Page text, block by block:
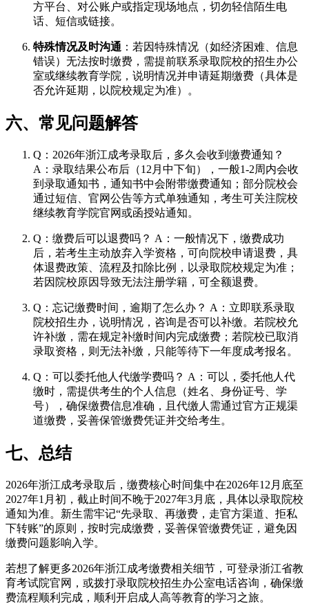
方平台、对公账户或指定现场地点，切勿轻信陌生电
话、短信或链接。
特殊情况及时沟通 ：若因特殊情况（如经济困难、信息
错误）无法按时缴费，需提前联系录取院校的招生办公
室或继续教育学院，说明情况并申请延期缴费（具体是
否允许延期，以院校规定为准）。
六、常见问题解答
Q：2026年浙江成考录取后，多久会收到缴费通知？
A：录取结果公布后（12月中下旬），一般1-2周内会收
到录取通知书，通知书中会附带缴费通知；部分院校会
通过短信、官网公告等方式单独通知，考生可关注院校
继续教育学院官网或函授站通知。
Q：缴费后可以退费吗？ A：一般情况下，缴费成功
后，若考生主动放弃入学资格，可向院校申请退费，具
体退费政策、流程及扣除比例，以录取院校规定为准；
若因院校原因导致无法注册学籍，可全额退费。
Q：忘记缴费时间，逾期了怎么办？ A：立即联系录取
院校招生办，说明情况，咨询是否可以补缴。若院校允
许补缴，需在规定补缴时间内完成缴费；若院校已取消
录取资格，则无法补缴，只能等待下一年度成考报名。
Q：可以委托他人代缴学费吗？ A：可以，委托他人代
缴时，需提供考生的个人信息（姓名、身份证号、学
号），确保缴费信息准确，且代缴人需通过官方正规渠
道缴费，妥善保管缴费凭证并交给考生。
七、总结
2026年浙江成考录取后，缴费核心时间集中在2026年12月底至
2027年1月初，截止时间不晚于2027年3月底，具体以录取院校
通知为准。新生需牢记“先录取、再缴费，走官方渠道、拒私
下转账”的原则，按时完成缴费，妥善保管缴费凭证，避免因
缴费问题影响入学。
若想了解更多2026年浙江成考缴费相关细节，可登录浙江省教
育考试院官网，或拨打录取院校招生办公室电话咨询，确保缴
费流程顺利完成，顺利开启成人高等教育的学习之旅。